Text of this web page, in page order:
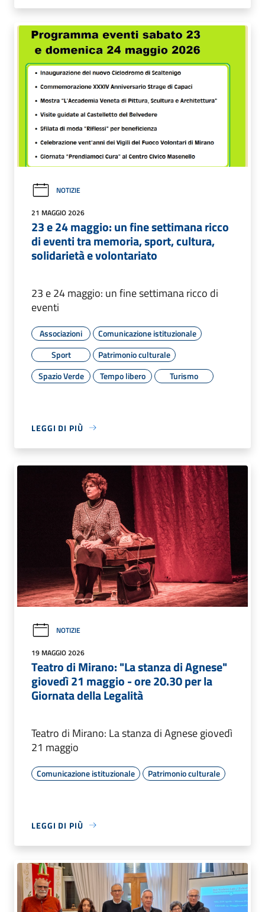
NOTIZIE
21 MAGGIO 2026
23 e 24 maggio: un fine settimana ricco
di eventi tra memoria, sport, cultura,
solidarietà e volontariato
23 e 24 maggio: un fine settimana ricco di
eventi
Associazioni
Comunicazione istituzionale
Sport
Patrimonio culturale
Spazio Verde
Tempo libero Turismo
LEGGI DI PIÙ
NOTIZIE
19 MAGGIO 2026
Teatro di Mirano: "La stanza di Agnese"
giovedì 21 maggio - ore 20.30 per la
Giornata della Legalità
Teatro di Mirano: La stanza di Agnese giovedì
21 maggio
Comunicazione istituzionale Patrimonio culturale
LEGGI DI PIÙ